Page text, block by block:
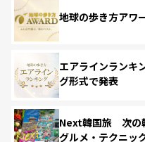
地球の歩き方アワ
エアラインランキ
グ形式で発表
Next韓国旅 次の
グルメ・テクニッ